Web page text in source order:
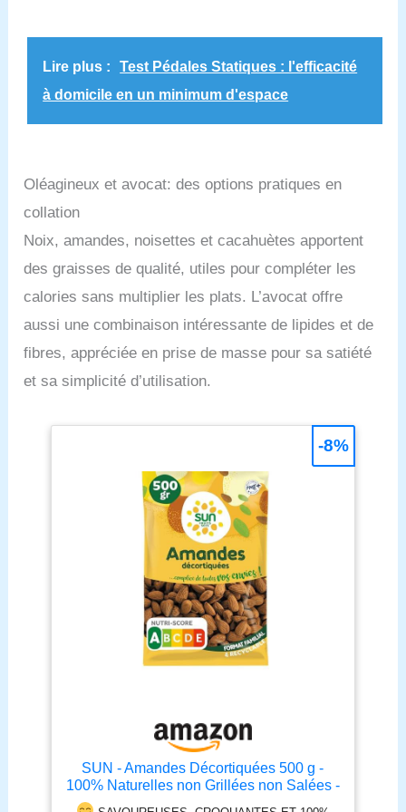
comme en mer.
Lire plus :
Test Pédales Statiques : l'efficacité
à domicile en un minimum d'espace
Oléagineux et avocat: des options pratiques en
collation
Noix, amandes, noisettes et cacahuètes apportent
des graisses de qualité, utiles pour compléter les
calories sans multiplier les plats. L’avocat offre
aussi une combinaison intéressante de lipides et de
fibres, appréciée en prise de masse pour sa satiété
et sa simplicité d’utilisation.
SUN - Amandes Décortiquées 500 g -
100% Naturelles non Grillées non Salées -
Idéales en Snacking, Apéro ou Cuisine -
-8%